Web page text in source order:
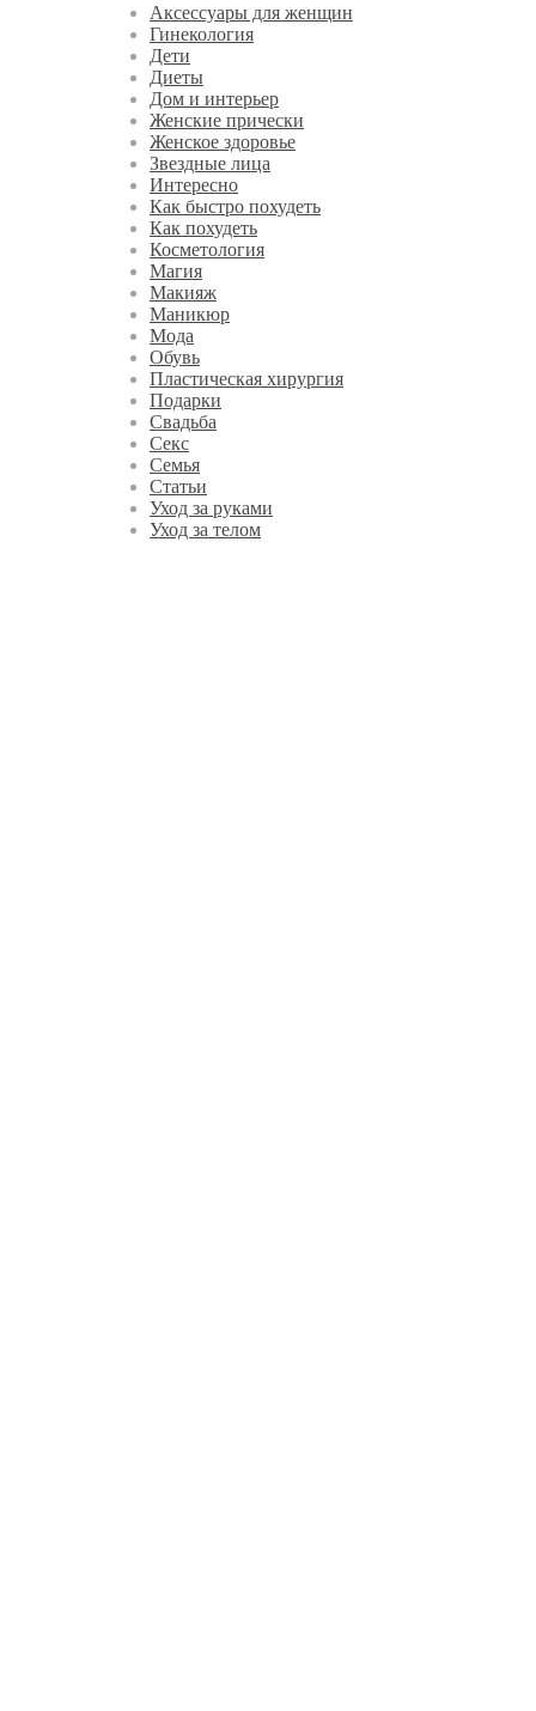
Аксессуары для женщин
Гинекология
Дети
Диеты
Дом и интерьер
Женские прически
Женское здоровье
Звездные лица
Интересно
Как быстро похудеть
Как похудеть
Косметология
Магия
Макияж
Маникюр
Мода
Обувь
Пластическая хирургия
Подарки
Свадьба
Секс
Семья
Статьи
Уход за руками
Уход за телом